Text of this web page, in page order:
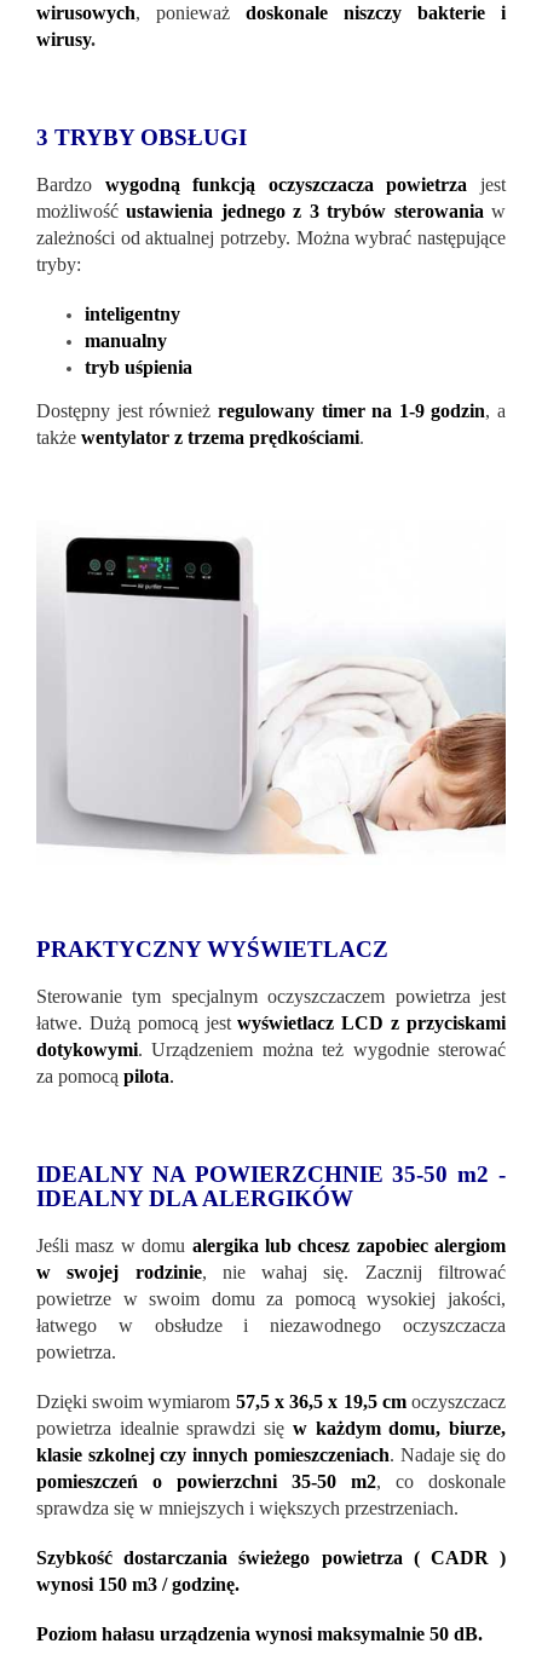
wirusowych, ponieważ doskonale niszczy bakterie i
wirusy.
3 TRYBY OBSŁUGI
Bardzo wygodną funkcją oczyszczacza powietrza jest
możliwośćustawienia jednego z 3 trybów sterowania w
zależności od aktualnej potrzeby. Można wybrać następujące
tryby:
inteligentny
manualny
tryb uśpienia
Dostępny jest również regulowany timer na 1-9 godzin, a
także wentylator z trzema prędkościami.
PRAKTYCZNY WYŚWIETLACZ
Sterowanie tym specjalnym oczyszczaczem powietrza jest
łatwe. Dużą pomocą jestwyświetlacz LCD z przyciskami
dotykowymi. Urządzeniem można też wygodnie sterować
za pomocą pilota.
IDEALNY NA POWIERZCHNIE 35-50 m2 -
IDEALNY DLA ALERGIKÓW
Jeśli masz w domu alergika lub chcesz zapobiec alergiom
w swojej rodzinie, nie wahaj się. Zacznij filtrować
powietrze w swoim domu za pomocą wysokiej jakości,
łatwego w obsłudze i niezawodnego oczyszczacza
powietrza.
Dzięki swoim wymiarom 57,5 ​​x 36,5 x 19,5 cmoczyszczacz
powietrza idealnie sprawdzi się w każdym domu, biurze,
klasie szkolnej czy innych pomieszczeniach. Nadaje się do
pomieszczeń o powierzchni 35-50 m2, co doskonale
sprawdza się w mniejszych i większych przestrzeniach.
Szybkość dostarczania świeżego powietrza ( CADR )
wynosi 150 m3 / godzinę.
Poziom hałasu urządzenia wynosi maksymalnie 50 dB.